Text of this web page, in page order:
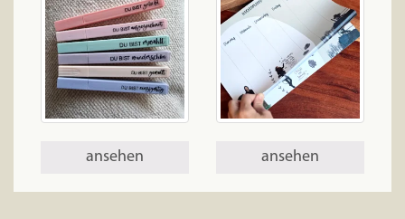
ansehen ansehen